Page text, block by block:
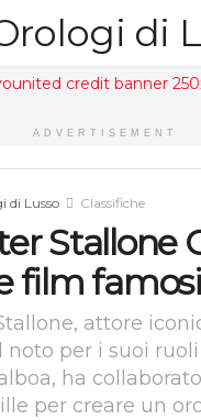
ADVERTISEMENT
di Lusso Classifiche
Stallone
film famosi
attore
noto per i suoi
ha
per creare un